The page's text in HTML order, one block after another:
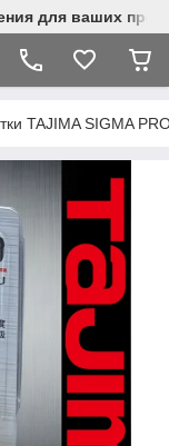
для ваших
TAJIMA SIGMA